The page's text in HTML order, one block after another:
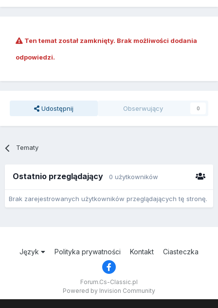
Ten temat został zamknięty. Brak możliwości dodania
odpowiedzi.
Udostępnij Obserwujący 0
Tematy
Ostatnio przeglądający 0 użytkowników
Brak zarejestrowanych użytkowników przeglądających tę stronę.
Język Polityka prywatności Kontakt Ciasteczka
Forum.Cs-Classic.pl
Powered by Invision Community